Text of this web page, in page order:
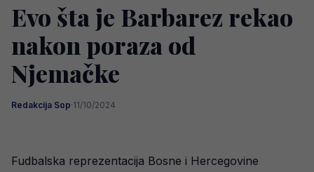
Evo šta je Barbarez rekao
nakon poraza od
Njemačke
Redakcija Sop·11/10/2024
Fudbalska reprezentacija Bosne i Hercegovine